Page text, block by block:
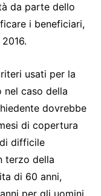
da parte dello
i beneficiari,
usati per la
nel caso della
dovrebbe
di copertura
difficile
terzo della
di 60 anni,